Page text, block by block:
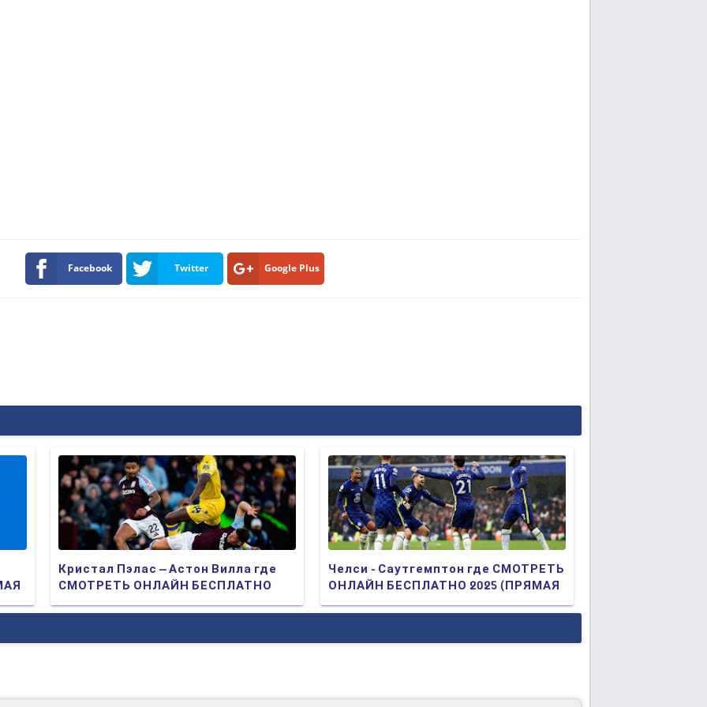
Facebook Twitter Google Plus
Челси - Саутгемптон где СМОТРЕТЬ
ОНЛАЙН БЕСПЛАТНО 2025 (ПРЯМАЯ
ТРАНСЛЯЦИЯ)
Кристал Пэлас – Астон Вилла где
СМОТРЕТЬ ОНЛАЙН БЕСПЛАТНО
2025 (ПРЯМАЯ ТРАНСЛЯЦИЯ)